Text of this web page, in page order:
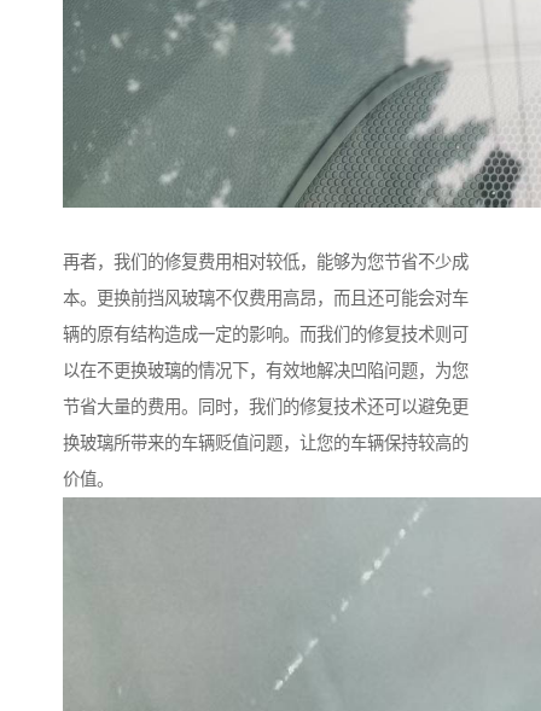
再者，我们的修复费用相对较低，能够为您节省不少成
本。更换前挡风玻璃不仅费用高昂，而且还可能会对车
辆的原有结构造成一定的影响。而我们的修复技术则可
以在不更换玻璃的情况下，有效地解决凹陷问题，为您
节省大量的费用。同时，我们的修复技术还可以避免更
换玻璃所带来的车辆贬值问题，让您的车辆保持较高的
价值。